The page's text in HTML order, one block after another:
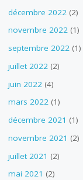
décembre 2022 (2)
novembre 2022(1)
septembre 2022(1)
juillet 2022(2)
juin 2022 (4)
mars 2022(1)
décembre 2021 (1)
novembre 2021 (2)
juillet 2021 (2)
mai 2021 (2)